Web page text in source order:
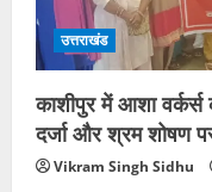
उत्तराखंड
काशीपुर में आशा वर्कर्स
दर्जा और श्रम शोषण
Vikram Singh Sidhu